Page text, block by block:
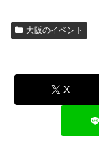
大阪のイベント
X